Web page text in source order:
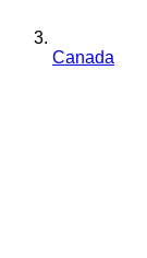
Canada